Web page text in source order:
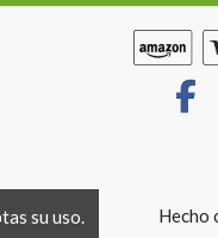
Hecho
su uso.